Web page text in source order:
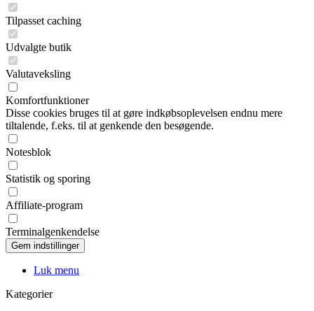
Tilpasset caching
Udvalgte butik
Valutaveksling
Komfortfunktioner
Disse cookies bruges til at gøre indkøbsoplevelsen endnu mere
tiltalende, f.eks. til at genkende den besøgende.
Notesblok
Statistik og sporing
Affiliate-program
Terminalgenkendelse
Luk menu
Kategorier